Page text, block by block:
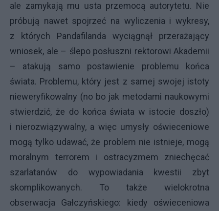
ale zamykają mu usta przemocą autorytetu. Nie
próbują nawet spojrzeć na wyliczenia i wykresy,
z których Pandafilanda wyciągnął przerażający
wniosek, ale – ślepo posłuszni rektorowi Akademii
– atakują samo postawienie problemu końca
świata. Problemu, który jest z samej swojej istoty
nieweryfikowalny (no bo jak metodami naukowymi
stwierdzić, że do końca świata w istocie doszło)
i nierozwiązywalny, a więc umysły oświeceniowe
mogą tylko udawać, że problem nie istnieje, mogą
moralnym terrorem i ostracyzmem zniechęcać
szarlatanów do wypowiadania kwestii zbyt
skomplikowanych. To także wielokrotna
obserwacja Gałczyńskiego: kiedy oświeceniowa